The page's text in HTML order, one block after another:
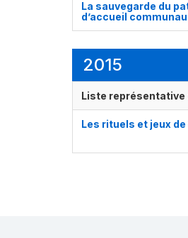
La sauvegarde du
d’accueil
2015
Liste représentative
Les rituels et jeux